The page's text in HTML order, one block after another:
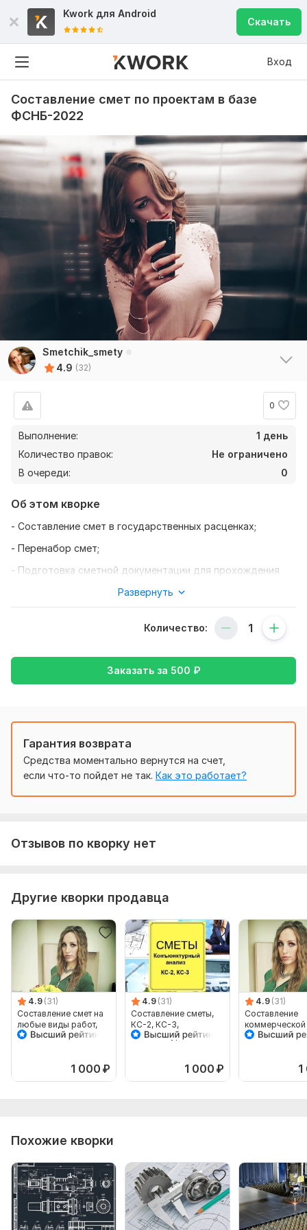
Kwork для Android
Скачать
Вход
Составление смет по проектам в базе
ФСНБ-2022
Smetchik_smety
4.9 (32)
0
Выполнение:
1 день
Количество правок:
Не ограничено
В очереди:
0
Об этом кворке
- Составление смет в государственных расценках;
- Перенабор смет;
- Подготовка сметной документации для прохождения
- Составление Актов выполненных работ КС-2, КС-3;
или реквизиты сторон/договора, отчетный период.
Вид: Лестницы и конструкции
Услуга: Смета
Развернуть
Количество:
Заказать за 500 ₽
Гарантия возврата
Средства моментально вернутся на счет,
если что-то пойдет не так. Как это работает?
Отзывов по кворку нет
Другие кворки продавца
4.9 (31)
Составление смет на
любые виды работ,
КС-2, КС-3, КС-6
1 000 ₽
4.9 (31)
Составление сметы,
КС-2, КС-3,
конъюнктурный
1 000 ₽
4.9 (31)
Составление
КС-2, КС-3,
Похожие кворки